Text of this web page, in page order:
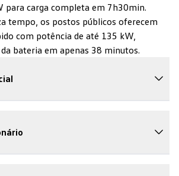
para carga completa em 7h30min.
tempo, os postos públicos oferecem
com potência de até 135 kW,
bateria em apenas 38 minutos.
assim como o consórcio se